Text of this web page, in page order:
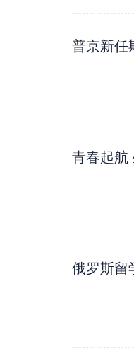
普京新任
青春起
俄罗斯留